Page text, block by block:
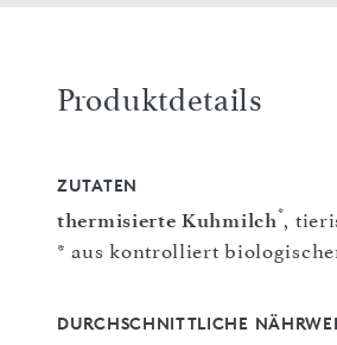
Produktdetails
ZUTATEN
thermisierte Kuhmilch*,
* aus kontrolliert
DURCHSCHNITTLICHE